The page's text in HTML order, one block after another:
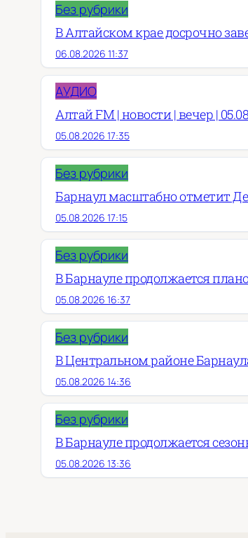
Без рубрики
В Алтайском крае досрочно
06.08.2026 11:37
АУДИО
Алтай FM | новости | вечер |
05.08.2026 17:35
Без рубрики
Барнаул масштабно отметит
05.08.2026 17:15
Без рубрики
В Барнауле продолжается
05.08.2026 16:37
Без рубрики
В Центральном районе
05.08.2026 14:36
Без рубрики
В Барнауле продолжается
05.08.2026 13:36